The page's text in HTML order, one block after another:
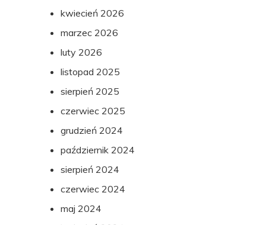
kwiecień 2026
marzec 2026
luty 2026
listopad 2025
sierpień 2025
czerwiec 2025
grudzień 2024
październik 2024
sierpień 2024
czerwiec 2024
maj 2024